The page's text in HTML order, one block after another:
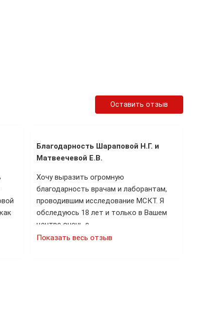
Оставить отзыв
Благодарность Шараповой Н.Г. и
Матвеечевой Е.В.
Хочу выразить огромную
благодарность врачам и лаборантам,
проводившим исследование МСКТ. Я
обследуюсь 18 лет и только в Вашем
центре очень с…
Показать весь отзыв